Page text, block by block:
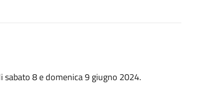
8 e domenica 9 giugno 2024.